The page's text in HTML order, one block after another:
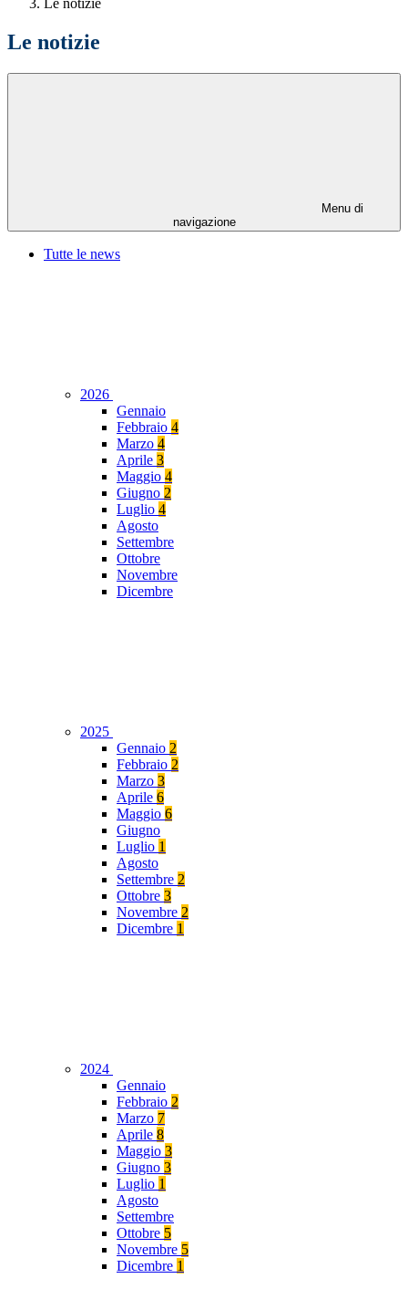
Le notizie
Le notizie
Menu di
navigazione
Tutte le news
2026
Gennaio
Febbraio 4
Marzo 4
Aprile 3
Maggio 4
Giugno 2
Luglio 4
Agosto
Settembre
Ottobre
Novembre
Dicembre
2025
Gennaio 2
Febbraio 2
Marzo 3
Aprile 6
Maggio 6
Giugno
Luglio 1
Agosto
Settembre 2
Ottobre 3
Novembre 2
Dicembre 1
2024
Gennaio
Febbraio 2
Marzo 7
Aprile 8
Maggio 3
Giugno 3
Luglio 1
Agosto
Settembre
Ottobre 5
Novembre 5
Dicembre 1